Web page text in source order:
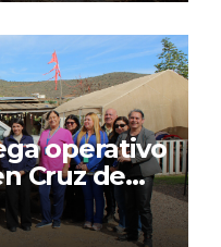
operativo
Cruz de
servicios